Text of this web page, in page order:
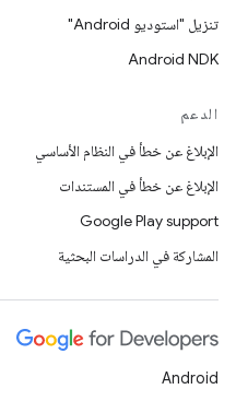
تنزيل "استوديو Android"
Android NDK
الدعم
الإبلاغ عن خطأ في النظام الأساسي
الإبلاغ عن خطأ في المستندات
Google Play support
المشاركة في الدراسات البحثية
Android